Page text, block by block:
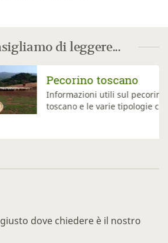
di leggere...
toscano
utili sul pecorino
e le varie tipologie che...
dove chiedere è il nostro